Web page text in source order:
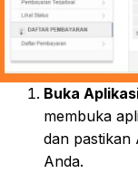
Buka
membuka
dan pastikan
Anda.